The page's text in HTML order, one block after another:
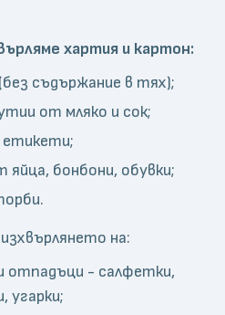
хартия и картон:
съдържание в тях);
от мляко и сок;
етикети;
бонбони, обувки;
на:
отпадъци - салфетки,
угарки;